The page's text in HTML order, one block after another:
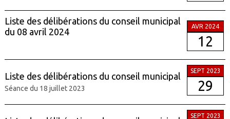
Liste des délibérations du conseil municipal
du 08 avril 2024
AVR 2024
12
Liste des délibérations du conseil municipal
Séance du 18 juillet 2023
SEPT 2023
29
SEPT 2023